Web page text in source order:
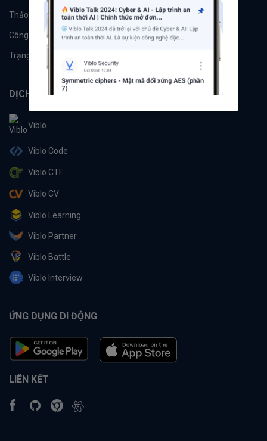
Thảo luận Đề xuất hệ thống
Công cụ Machine Learning
Trạng thái hệ thống
DỊCH VỤ
Viblo
Viblo Code
Viblo CTF
Viblo CV
Viblo Learning
Viblo Partner
Viblo Battle
Viblo Interview
ỨNG DỤNG DI ĐỘNG
LIÊN KẾT